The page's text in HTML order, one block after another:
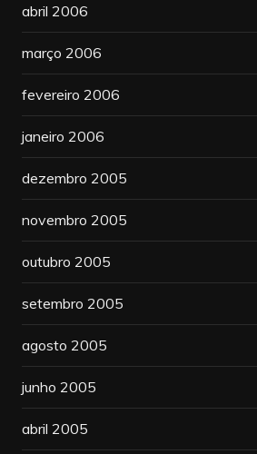
abril 2006
março 2006
fevereiro 2006
janeiro 2006
dezembro 2005
novembro 2005
outubro 2005
setembro 2005
agosto 2005
junho 2005
abril 2005